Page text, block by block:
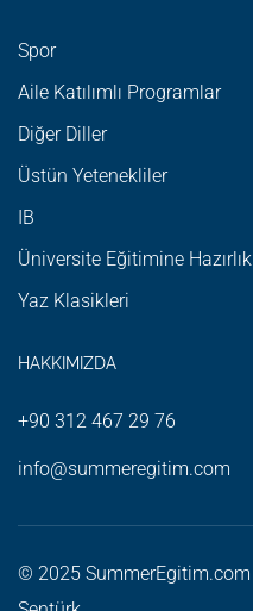
Spor
Aile Katılımlı Programlar
Diğer Diller
Üstün Yetenekliler
IB
Üniversite Eğitimine Hazırlık
Yaz Klasikleri
HAKKIMIZDA
+90 312 467 29 76
info@summeregitim.com
© 2025 SummerEgitim.com